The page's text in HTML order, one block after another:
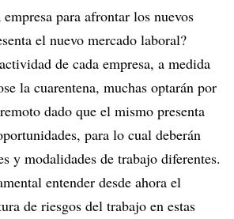
para afrontar los nuevos
el nuevo mercado laboral?
de cada empresa, a medida
la cuarentena, muchas optarán por
dado que el mismo presenta
para lo cual deberán
y modalidades de trabajo diferentes.
entender desde ahora el
de riesgos del trabajo en estas